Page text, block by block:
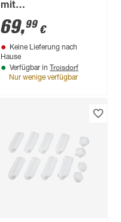
mit
Absenkautomatik
weiß Holzkern
69,99 €
Keine Lieferung nach
Hause
Verfügbar in Troisdorf
Nur wenige verfügbar